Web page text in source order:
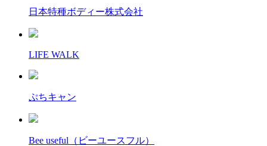
日本特種ボディー株式会社
LIFE WALK
ぷちキャン
Bee useful（ビーユースフル）